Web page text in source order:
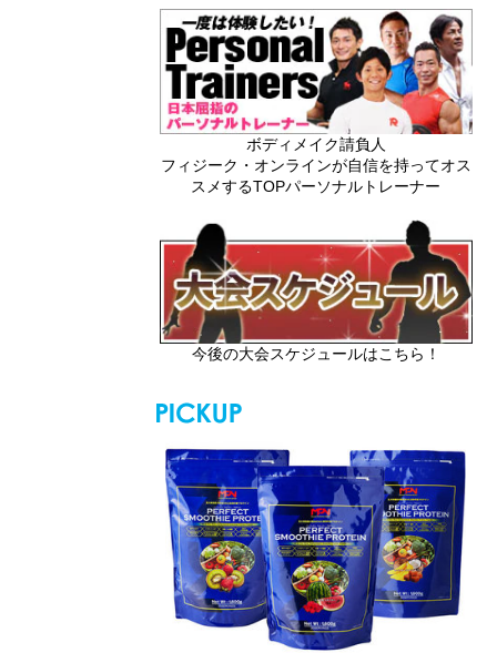
ボディメイク請負人
フィジーク・オンラインが自信を持ってオス
スメするTOPパーソナルトレーナー
今後の大会スケジュールはこちら！